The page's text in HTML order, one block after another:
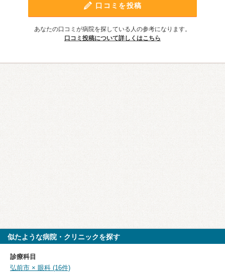
口コミを投稿
あなたの口コミが病院を探している人の参考になります。
口コミ投稿について詳しくはこちら
似たような病院・クリニックを探す
診療科目
弘前市 × 眼科 (16件)